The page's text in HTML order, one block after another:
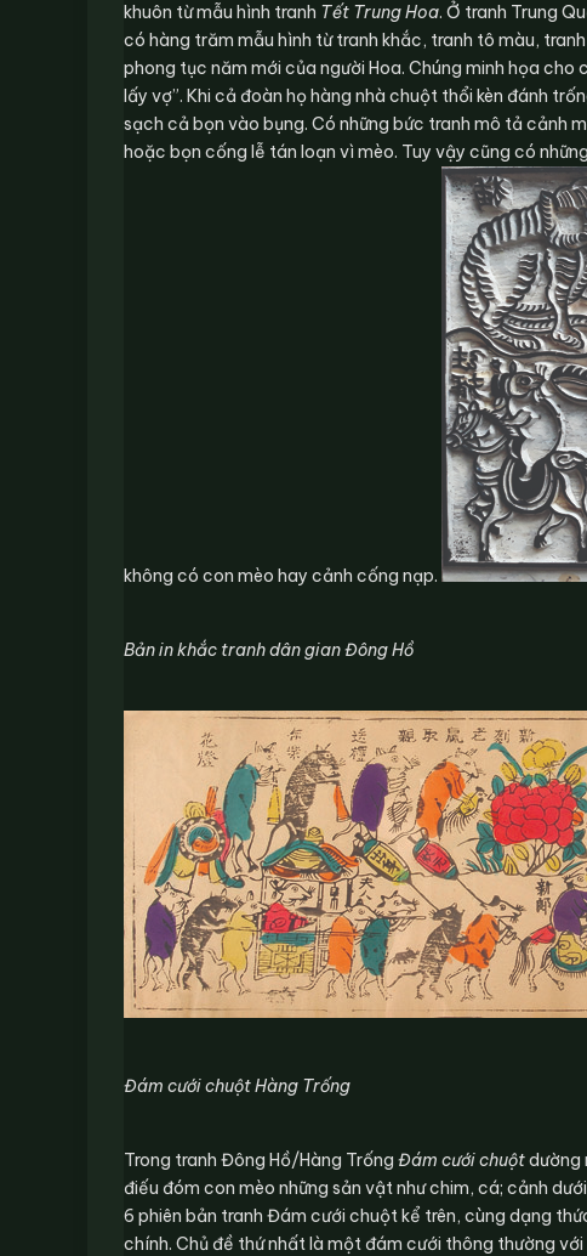
khuôn từ mẫu hình tranh Tết Trung Hoa. Ở tranh Trung
có hàng trăm mẫu hình từ tranh khắc, tranh tô màu,
phong tục năm mới của người Hoa. Chúng minh họa
lấy vợ”. Khi cả đoàn họ hàng nhà chuột thổi kèn đánh
sạch cả bọn vào bụng. Có những bức tranh mô tả cảnh
hoặc bọn cống lễ tán loạn vì mèo. Tuy vậy cũng có
không có con mèo hay cảnh cống nạp.
Bản in khắc tranh dân gian Đông Hồ
Đám cưới chuột Hàng Trống
Trong tranh Đông Hồ/Hàng Trống Đám cưới chuộtdường
điếu đóm con mèo những sản vật như chim, cá; cảnh
6 phiên bản tranh Đám cưới chuột kể trên, cùng dạng
chính. Chủ đề thứ nhất là một đám cưới thông thường